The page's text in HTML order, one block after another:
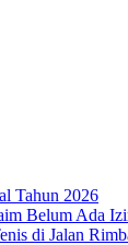
Tahun 2026
Belum Ada
di Jalan